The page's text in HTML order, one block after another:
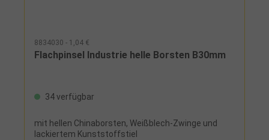
8834030 - 1,04 €
Flachpinsel Industrie helle Borsten B30mm
34 verfügbar
mit hellen Chinaborsten, Weißblech-Zwinge und
lackiertem Kunststoffstiel